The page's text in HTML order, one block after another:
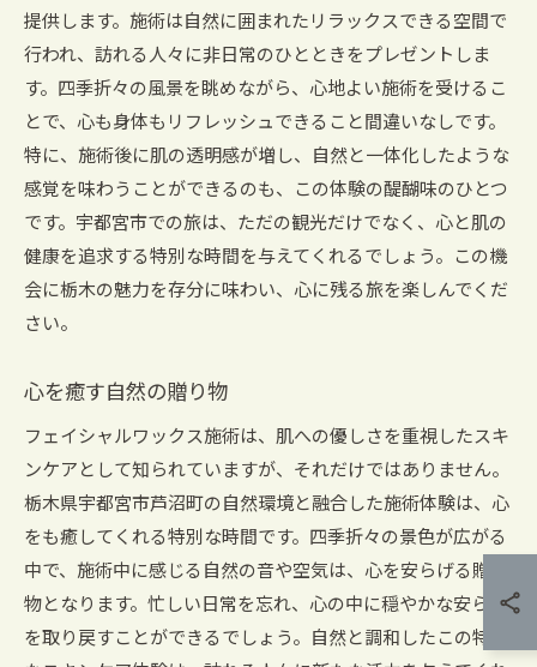
提供します。施術は自然に囲まれたリラックスできる空間で
行われ、訪れる人々に非日常のひとときをプレゼントしま
す。四季折々の風景を眺めながら、心地よい施術を受けるこ
とで、心も身体もリフレッシュできること間違いなしです。
特に、施術後に肌の透明感が増し、自然と一体化したような
感覚を味わうことができるのも、この体験の醍醐味のひとつ
です。宇都宮市での旅は、ただの観光だけでなく、心と肌の
健康を追求する特別な時間を与えてくれるでしょう。この機
会に栃木の魅力を存分に味わい、心に残る旅を楽しんでくだ
さい。
心を癒す自然の贈り物
フェイシャルワックス施術は、肌への優しさを重視したスキ
ンケアとして知られていますが、それだけではありません。
栃木県宇都宮市芦沼町の自然環境と融合した施術体験は、心
をも癒してくれる特別な時間です。四季折々の景色が広がる
中で、施術中に感じる自然の音や空気は、心を安らげる贈り
物となります。忙しい日常を忘れ、心の中に穏やかな安らぎ
を取り戻すことができるでしょう。自然と調和したこの特別